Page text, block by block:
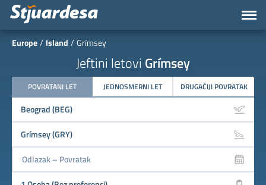
Europe Island Grímsey
Jeftini letovi Grímsey
POVRATANI LET JEDNOSMERNI LET DRUGAČIJI POVRATAK